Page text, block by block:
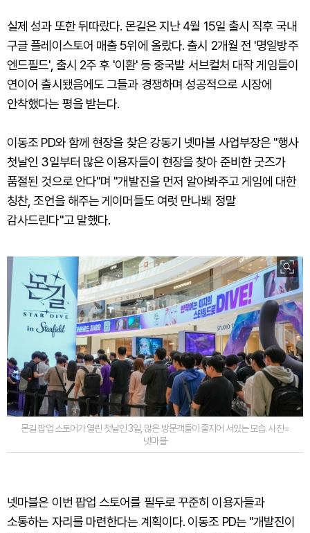
실제 성과 또한 뒤따랐다. 몬길은 지난 4월 15일 출시 직후 국내
구글 플레이스토어 매출 5위에 올랐다. 출시 2개월 전 '명일방주
엔드필드', 출시 2주 후 '이환' 등 중국발 서브컬처 대작 게임들이
연이어 출시됐음에도 그들과 경쟁하며 성공적으로 시장에
안착했다는 평을 받는다.
이동조 PD와 함께 현장을 찾은 강동기 넷마블 사업부장은 "행사
첫날인 3일부터 많은 이용자들이 현장을 찾아 준비한 굿즈가
품절된 것으로 안다"며 "개발진을 먼저 알아봐주고 게임에 대한
칭찬, 조언을 해주는 게이머들도 여럿 만나봬 정말
감사드린다"고 말했다.
몬길 팝업 스토어가 열린 첫날인 3일, 많은 방문객들이 줄지어 서있는 모습. 사진=
넷마블
넷마블은 이번 팝업 스토어를 필두로 꾸준히 이용자들과
소통하는 자리를 마련한다는 계획이다. 이동조 PD는 "개발진이